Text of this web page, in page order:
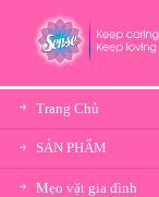
Trang Chủ
SẢN PHẨM
Mẹo vặt gia đình